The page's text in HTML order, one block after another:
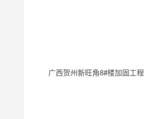
广西贺州新旺角8#楼加固工程